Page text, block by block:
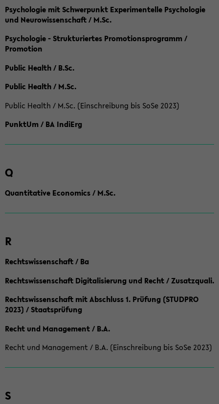
Psychologie mit Schwerpunkt Experimentelle Psychologie
und Neurowissenschaft / M.Sc.
Psychologie - Strukturiertes Promotionsprogramm /
Promotion
Public Health / B.Sc.
Public Health / M.Sc.
Public Health / M.Sc. (Einschreibung bis SoSe 2023)
PunktUm / BA IndiErg
Q
Quantitative Economics / M.Sc.
R
Rechtswissenschaft / Ba
Rechtswissenschaft Digitalisierung und Recht / Zusatzquali.
Rechtswissenschaft mit Abschluss 1. Prüfung (STUDPRO
2023) / Staatsprüfung
Recht und Management / B.A.
Recht und Management / B.A. (Einschreibung bis SoSe 2023)
S